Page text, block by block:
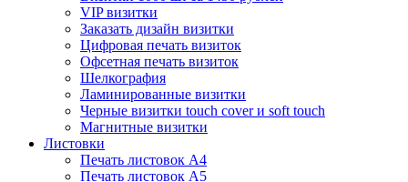
VIP визитки
Заказать дизайн визитки
Цифровая печать визиток
Офсетная печать визиток
Шелкография
Ламинированные визитки
Черные визитки touch cover и soft touch
Магнитные визитки
Листовки
Печать листовок А4
Печать листовок А5